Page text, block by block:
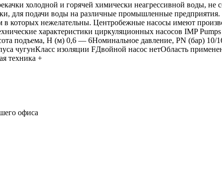
холодной и горячей химически неагрессивной воды, не
для подачи воды на различные промышленные
в которых нежелательны. Центробежные насосы имеют
характеристики циркуляционных насосов IMP
подъема, Н (м) 0,6 ― 6Номинальное давление, PN (бар)
чугунКласс изоляции FДвойной насос нетОбласть
техника +
офиса